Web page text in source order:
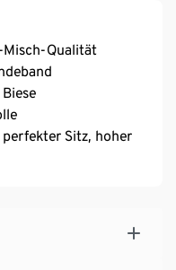
Misch-Qualität
Sitz, hoher